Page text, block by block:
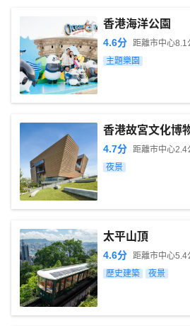
香港海洋公園
4.6分 距離市中心8.1
主題樂園
香港故宮文化博
4.7分 距離市中心2.4
夜景
太平山頂
4.6分 距離市中心5.4
歷史建築
夜景